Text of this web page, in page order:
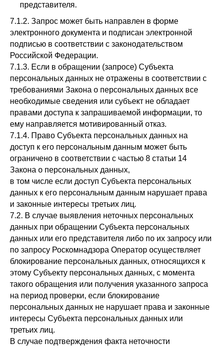
представителя.
7.1.2. Запрос может быть направлен в форме
электронного документа и подписан электронной
подписью в соответствии с законодательством
Российской Федерации.
7.1.3. Если в обращении (запросе) Субъекта
персональных данных не отражены в соответствии с
требованиями Закона о персональных данных все
необходимые сведения или субъект не обладает
правами доступа к запрашиваемой информации, то
ему направляется мотивированный отказ.
7.1.4. Право Субъекта персональных данных на
доступ к его персональным данным может быть
ограничено в соответствии с частью 8 статьи 14
Закона о персональных данных,
в том числе если доступ Субъекта персональных
данных к его персональным данным нарушает права
и законные интересы третьих лиц.
7.2. В случае выявления неточных персональных
данных при обращении Субъекта персональных
данных или его представителя либо по их запросу или
по запросу Роскомнадзора Оператор осуществляет
блокирование персональных данных, относящихся к
этому Субъекту персональных данных, с момента
такого обращения или получения указанного запроса
на период проверки, если блокирование
персональных данных не нарушает права и законные
интересы Субъекта персональных данных или
третьих лиц.
В случае подтверждения факта неточности